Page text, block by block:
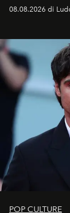
Sarà il
celeste per
all’universo i
08.08.2026 di
POP CULTURE